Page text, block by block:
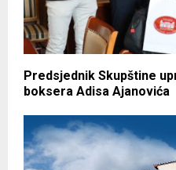
Predsjednik Skupštine
boksera Adisa Ajanovića